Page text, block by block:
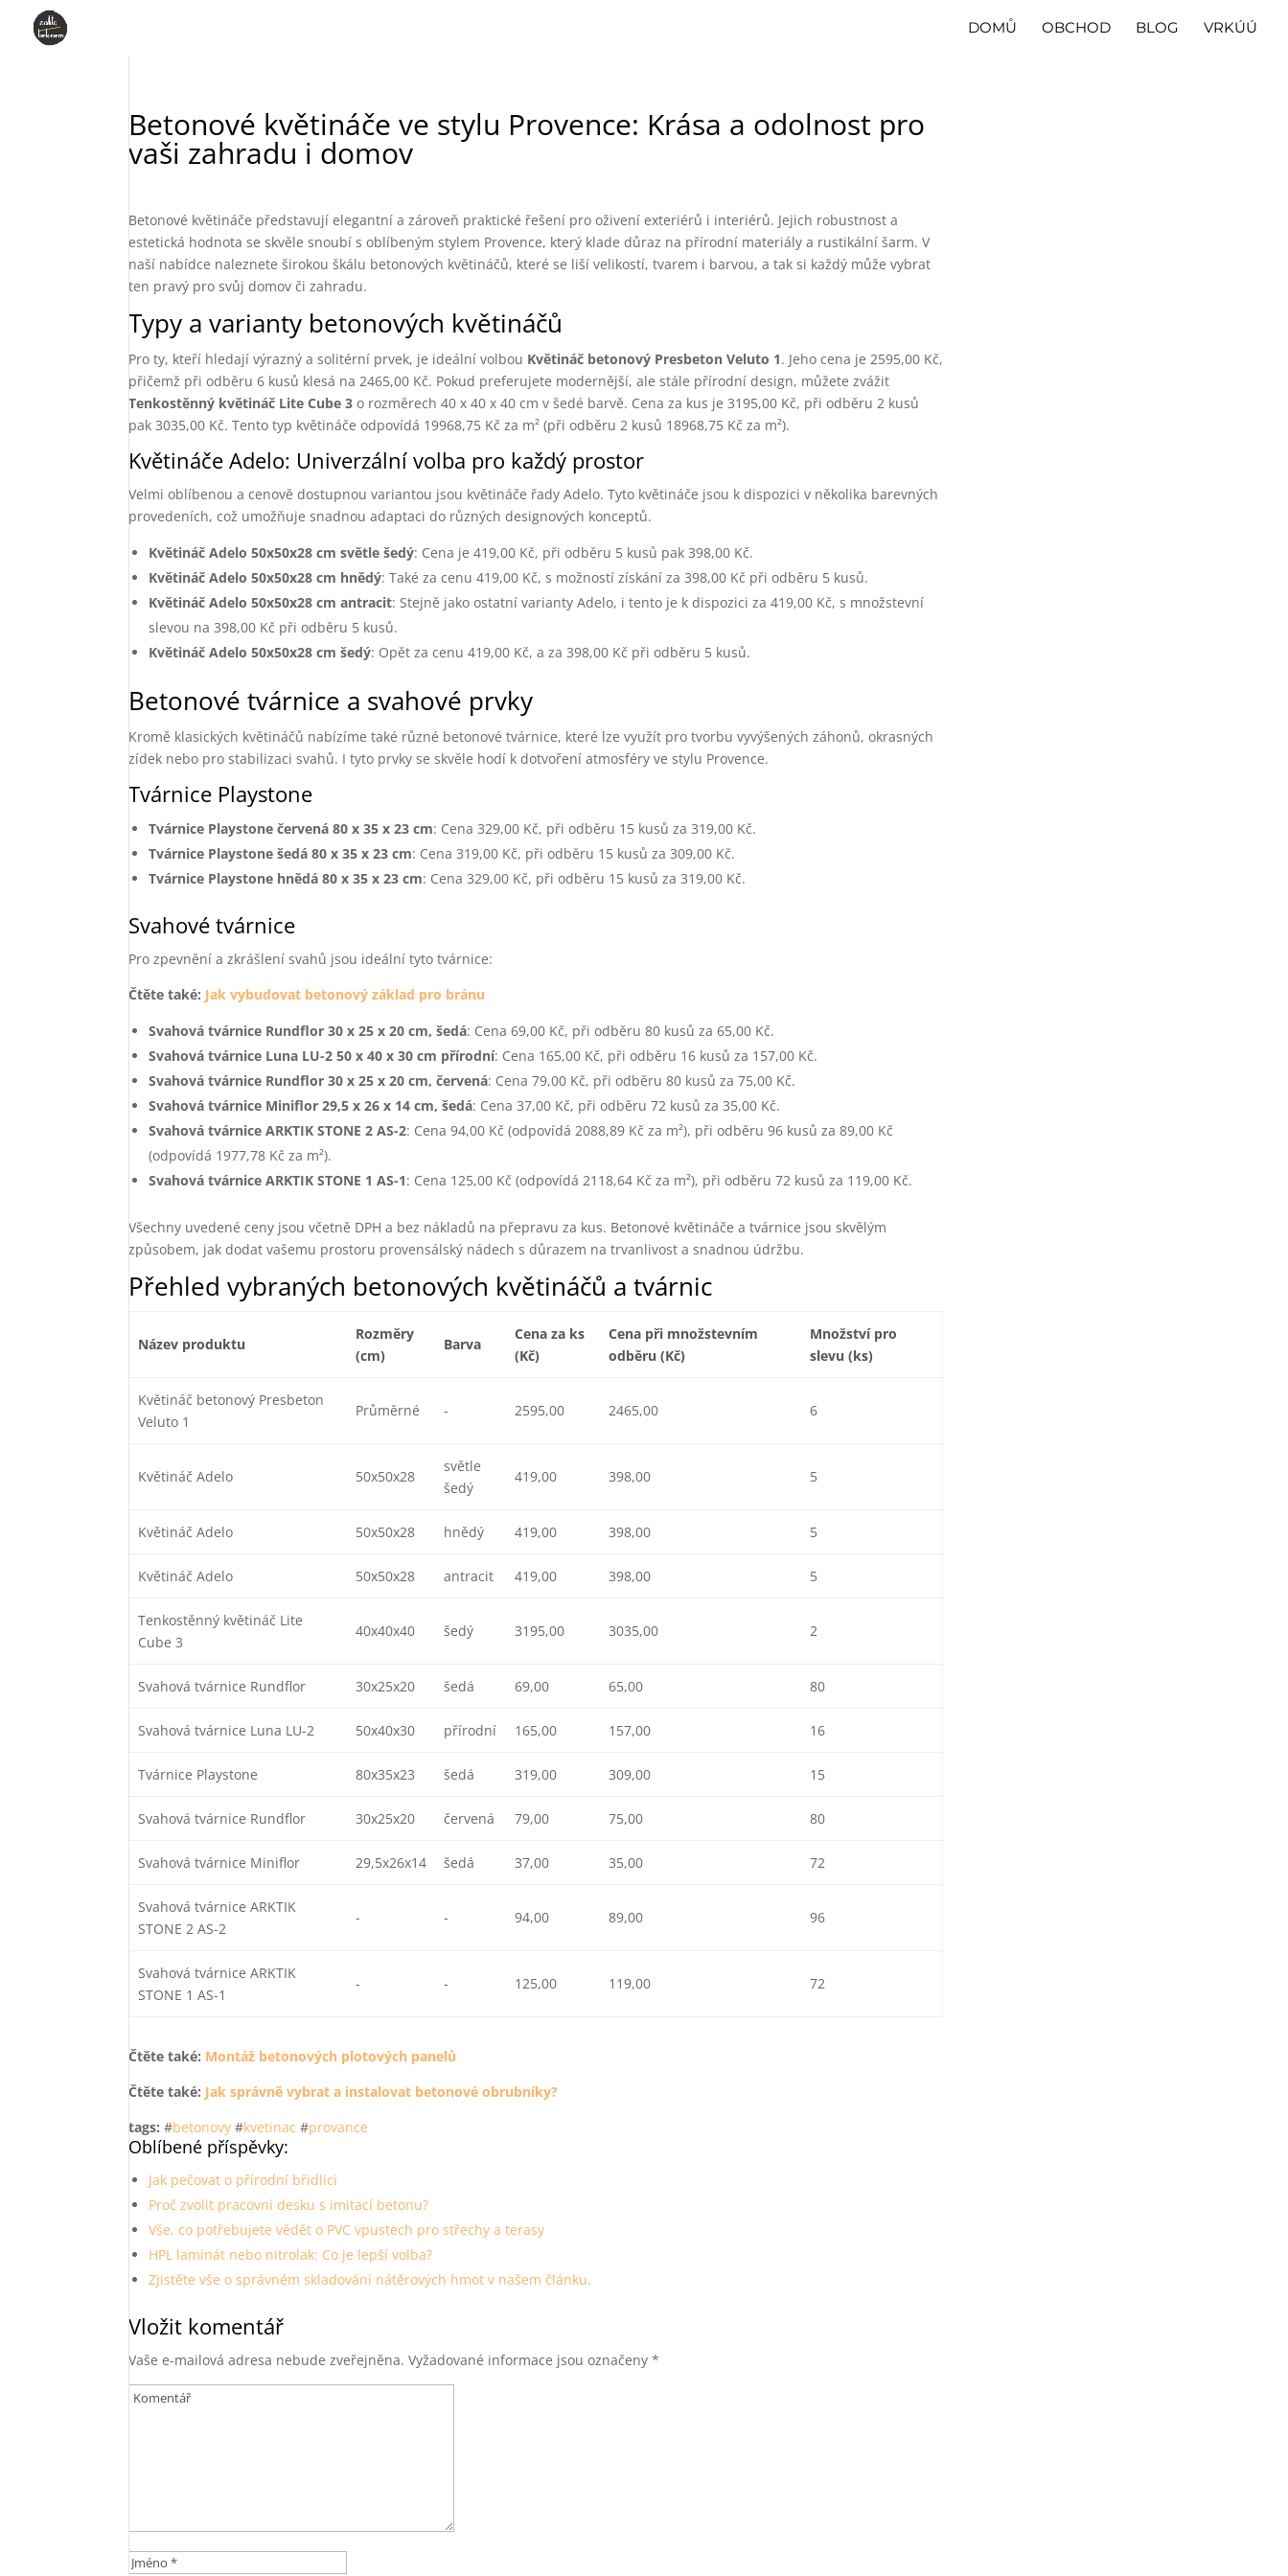
DOMŮ OBCHOD BLOG VRKÚÚ
Betonové květináče ve stylu Provence: Krása a odolnost pro
vaši zahradu i domov
Betonové květináče představují elegantní a zároveň praktické řešení pro oživení exteriérů i interiérů. Jejich robustnost a
estetická hodnota se skvěle snoubí s oblíbeným stylem Provence, který klade důraz na přírodní materiály a rustikální šarm. V
naší nabídce naleznete širokou škálu betonových květináčů, které se liší velikostí, tvarem i barvou, a tak si každý může vybrat
ten pravý pro svůj domov či zahradu.
Typy a varianty betonových květináčů
Pro ty, kteří hledají výrazný a solitérní prvek, je ideální volbou Květináč betonový Presbeton Veluto 1. Jeho cena je 2595,00 Kč,
přičemž při odběru 6 kusů klesá na 2465,00 Kč. Pokud preferujete modernější, ale stále přírodní design, můžete zvážit
Tenkostěnný květináč Lite Cube 3 o rozměrech 40 x 40 x 40 cm v šedé barvě. Cena za kus je 3195,00 Kč, při odběru 2 kusů
pak 3035,00 Kč. Tento typ květináče odpovídá 19968,75 Kč za m² (při odběru 2 kusů 18968,75 Kč za m²).
Květináče Adelo: Univerzální volba pro každý prostor
Velmi oblíbenou a cenově dostupnou variantou jsou květináče řady Adelo. Tyto květináče jsou k dispozici v několika barevných
provedeních, což umožňuje snadnou adaptaci do různých designových konceptů.
Květináč Adelo 50x50x28 cm světle šedý: Cena je 419,00 Kč, při odběru 5 kusů pak 398,00 Kč.
Květináč Adelo 50x50x28 cm hnědý: Také za cenu 419,00 Kč, s možností získání za 398,00 Kč při odběru 5 kusů.
Květináč Adelo 50x50x28 cm antracit: Stejně jako ostatní varianty Adelo, i tento je k dispozici za 419,00 Kč, s množstevní
slevou na 398,00 Kč při odběru 5 kusů.
Květináč Adelo 50x50x28 cm šedý: Opět za cenu 419,00 Kč, a za 398,00 Kč při odběru 5 kusů.
Betonové tvárnice a svahové prvky
Kromě klasických květináčů nabízíme také různé betonové tvárnice, které lze využít pro tvorbu vyvýšených záhonů, okrasných
zídek nebo pro stabilizaci svahů. I tyto prvky se skvěle hodí k dotvoření atmosféry ve stylu Provence.
Tvárnice Playstone
Tvárnice Playstone červená 80 x 35 x 23 cm: Cena 329,00 Kč, při odběru 15 kusů za 319,00 Kč.
Tvárnice Playstone šedá 80 x 35 x 23 cm: Cena 319,00 Kč, při odběru 15 kusů za 309,00 Kč.
Tvárnice Playstone hnědá 80 x 35 x 23 cm: Cena 329,00 Kč, při odběru 15 kusů za 319,00 Kč.
Svahové tvárnice
Pro zpevnění a zkrášlení svahů jsou ideální tyto tvárnice:
Čtěte také: Jak vybudovat betonový základ pro bránu
Svahová tvárnice Rundflor 30 x 25 x 20 cm, šedá: Cena 69,00 Kč, při odběru 80 kusů za 65,00 Kč.
Svahová tvárnice Luna LU-2 50 x 40 x 30 cm přírodní: Cena 165,00 Kč, při odběru 16 kusů za 157,00 Kč.
Svahová tvárnice Rundflor 30 x 25 x 20 cm, červená: Cena 79,00 Kč, při odběru 80 kusů za 75,00 Kč.
Svahová tvárnice Miniflor 29,5 x 26 x 14 cm, šedá: Cena 37,00 Kč, při odběru 72 kusů za 35,00 Kč.
Svahová tvárnice ARKTIK STONE 2 AS-2: Cena 94,00 Kč (odpovídá 2088,89 Kč za m²), při odběru 96 kusů za 89,00 Kč
(odpovídá 1977,78 Kč za m²).
Svahová tvárnice ARKTIK STONE 1 AS-1: Cena 125,00 Kč (odpovídá 2118,64 Kč za m²), při odběru 72 kusů za 119,00 Kč.
Všechny uvedené ceny jsou včetně DPH a bez nákladů na přepravu za kus. Betonové květináče a tvárnice jsou skvělým
způsobem, jak dodat vašemu prostoru provensálský nádech s důrazem na trvanlivost a snadnou údržbu.
Přehled vybraných betonových květináčů a tvárnic
Název produktu
Rozměry
(cm)
Barva
Cena za ks
(Kč)
Cena při množstevním
odběru (Kč)
Množství pro
slevu (ks)
Květináč betonový Presbeton
Veluto 1
Průměrné - 2595,00 2465,00 6
Květináč Adelo 50x50x28
světle
šedý
419,00 398,00 5
Květináč Adelo 50x50x28 hnědý 419,00 398,00 5
Květináč Adelo 50x50x28 antracit 419,00 398,00 5
Tenkostěnný květináč Lite
Cube 3
40x40x40 šedý 3195,00 3035,00 2
Svahová tvárnice Rundflor 30x25x20 šedá 69,00 65,00 80
Svahová tvárnice Luna LU-2 50x40x30 přírodní 165,00 157,00 16
Tvárnice Playstone 80x35x23 šedá 319,00 309,00 15
Svahová tvárnice Rundflor 30x25x20 červená 79,00 75,00 80
Svahová tvárnice Miniflor 29,5x26x14 šedá 37,00 35,00 72
Svahová tvárnice ARKTIK
STONE 2 AS-2
- - 94,00 89,00 96
Svahová tvárnice ARKTIK
STONE 1 AS-1
- - 125,00 119,00 72
Čtěte také: Montáž betonových plotových panelů
Čtěte také: Jak správně vybrat a instalovat betonové obrubníky?
tags: #betonovy #kvetinac #provance
Oblíbené příspěvky:
Jak pečovat o přírodní břidlici
Proč zvolit pracovní desku s imitací betonu?
Vše, co potřebujete vědět o PVC vpustech pro střechy a terasy
HPL laminát nebo nitrolak: Co je lepší volba?
Zjistěte vše o správném skladování nátěrových hmot v našem článku.
Vložit komentář
Vaše e-mailová adresa nebude zveřejněna. Vyžadované informace jsou označeny*